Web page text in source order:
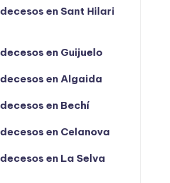
en Sant Hilari
en Guijuelo
en Algaida
en Bechí
en Celanova
en La Selva